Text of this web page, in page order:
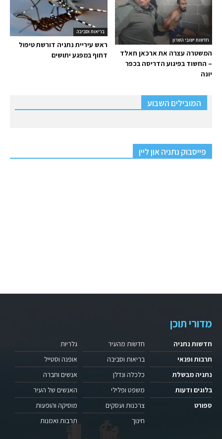
בריאות וסביבה
ראש עיריית נתניה דורשת טיפול
דחוף במפגע יתושים
חדשות ישובי השרון
המשטרה עצרה את ארכאן חאלד
– החשוד בפיגוע הדריסה בכפר
יונה
המובילים השבוע
פייסבוק נתניה און ליין
מדורי תוכן
חדשות נתניה
תרבות ופנאי
נתניה מבשלת
בלוגים ודעות
ספורט
חדשות מהעיר
בריאות וסביבה
כלכלה ונדלן
משפט ופלילי
צרכנות ועסקים
חינוך
גלריות
אופנה וסטייל
אנשים וחברה
האנשים של העיר
מוסיקה והופעות
תרבות ואמנות